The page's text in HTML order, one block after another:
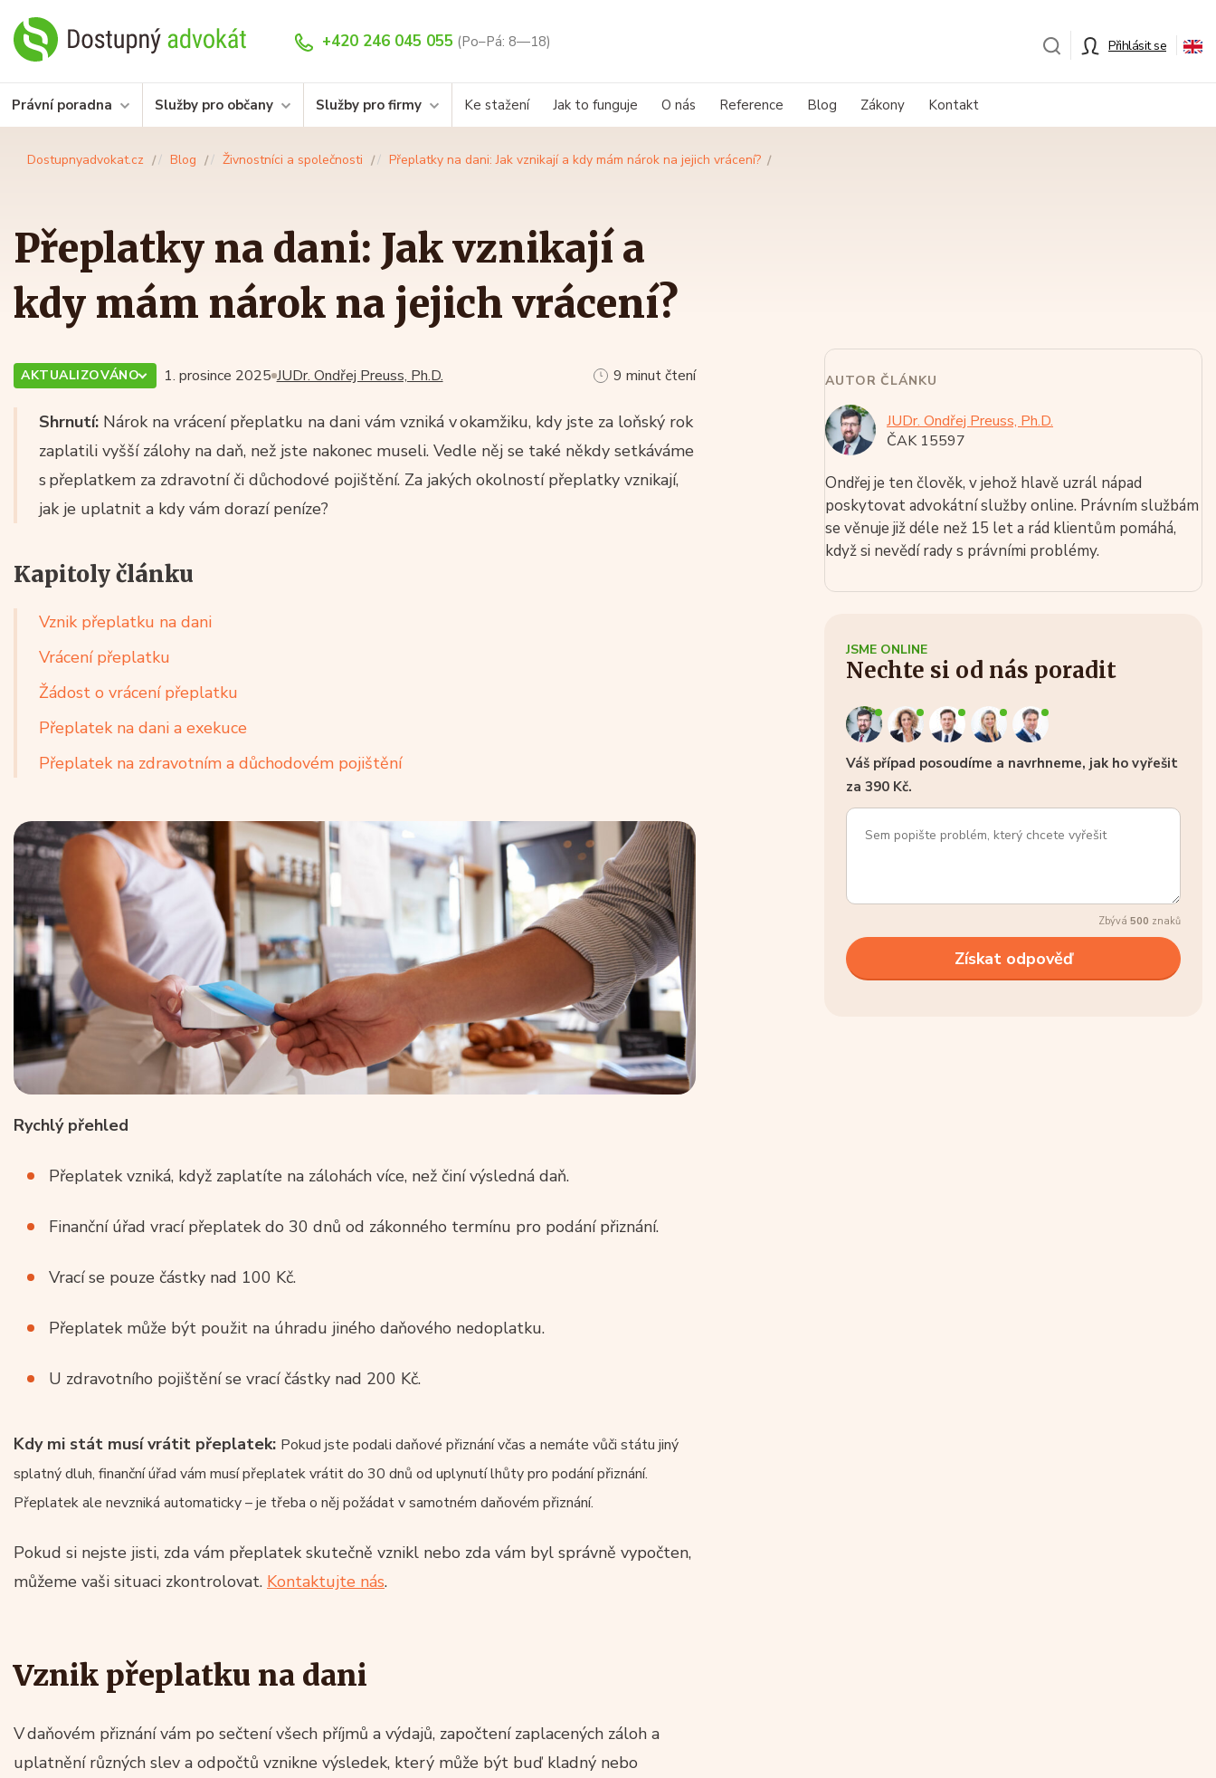
+420 246 045 055 (Po–Pá: 8—18) Přihlásit se
Právní poradna Služby pro občany Služby pro firmy Ke stažení Jak to funguje O nás Reference Blog Zákony Kontakt
Dostupnyadvokat.cz Blog Živnostníci a společnosti Přeplatky na dani: Jak vznikají a kdy mám nárok na jejich vrácení?
Přeplatky na dani: Jak vznikají a
kdy mám nárok na jejich vrácení?
JUDr. Ondřej Preuss, Ph.D.
AKTUALIZOVÁNO 1. prosince 2025 9 minut čtení
Shrnutí: Nárok na vrácení přeplatku na dani vám vzniká v okamžiku, kdy jste za loňský rok
zaplatili vyšší zálohy na daň, než jste nakonec museli. Vedle něj se také někdy setkáváme
s přeplatkem za zdravotní či důchodové pojištění. Za jakých okolností přeplatky vznikají,
jak je uplatnit a kdy vám dorazí peníze?
Kapitoly článku
Vznik přeplatku na dani
Vrácení přeplatku
Žádost o vrácení přeplatku
Přeplatek na dani a exekuce
Přeplatek na zdravotním a důchodovém pojištění
Rychlý přehled
Přeplatek vzniká, když zaplatíte na zálohách více, než činí výsledná daň.
Finanční úřad vrací přeplatek do 30 dnů od zákonného termínu pro podání přiznání.
Vrací se pouze částky nad 100 Kč.
Přeplatek může být použit na úhradu jiného daňového nedoplatku.
U zdravotního pojištění se vrací částky nad 200 Kč.
Kdy mi stát musí vrátit přeplatek: Pokud jste podali daňové přiznání včas a nemáte vůči státu jiný
splatný dluh, finanční úřad vám musí přeplatek vrátit do 30 dnů od uplynutí lhůty pro podání přiznání.
Přeplatek ale nevzniká automaticky – je třeba o něj požádat v samotném daňovém přiznání.
Pokud si nejste jisti, zda vám přeplatek skutečně vznikl nebo zda vám byl správně vypočten,
můžeme vaši situaci zkontrolovat. Kontaktujte nás.
Vznik přeplatku na dani
V daňovém přiznání vám po sečtení všech příjmů a výdajů, započtení zaplacených záloh a
uplatnění různých slev a odpočtů vznikne výsledek, který může být buď kladný nebo
AUTOR ČLÁNKU
JUDr. Ondřej Preuss, Ph.D.
ČAK 15597
Ondřej je ten člověk, v jehož hlavě uzrál nápad
poskytovat advokátní služby online. Právním službám
se věnuje již déle než 15 let a rád klientům pomáhá,
když si nevědí rady s právními problémy.
JSME ONLINE
Nechte si od nás poradit
Váš případ posoudíme a navrhneme, jak ho vyřešit
za 390 Kč.
Zbývá 500 znaků